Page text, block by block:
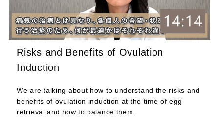
Risks and Benefits of Ovulation
Induction
We are talking about how to understand the risks and
benefits of ovulation induction at the time of egg
retrieval and how to balance them.